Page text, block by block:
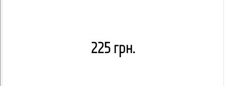
225 грн.